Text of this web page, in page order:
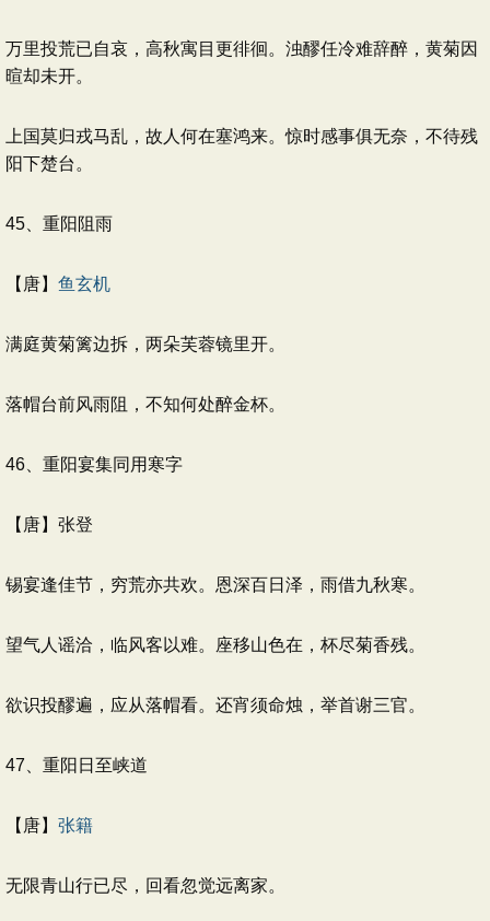
万里投荒已自哀，高秋寓目更徘徊。浊醪任冷难辞醉，黄菊因
暄却未开。
上国莫归戎马乱，故人何在塞鸿来。惊时感事俱无奈，不待残
阳下楚台。
45、重阳阻雨
【唐】 鱼玄机
满庭黄菊篱边拆，两朵芙蓉镜里开。
落帽台前风雨阻，不知何处醉金杯。
46、重阳宴集同用寒字
【唐】张登
锡宴逢佳节，穷荒亦共欢。恩深百日泽，雨借九秋寒。
望气人谣洽，临风客以难。座移山色在，杯尽菊香残。
欲识投醪遍，应从落帽看。还宵须命烛，举首谢三官。
47、重阳日至峡道
【唐】 张籍
无限青山行已尽，回看忽觉远离家。